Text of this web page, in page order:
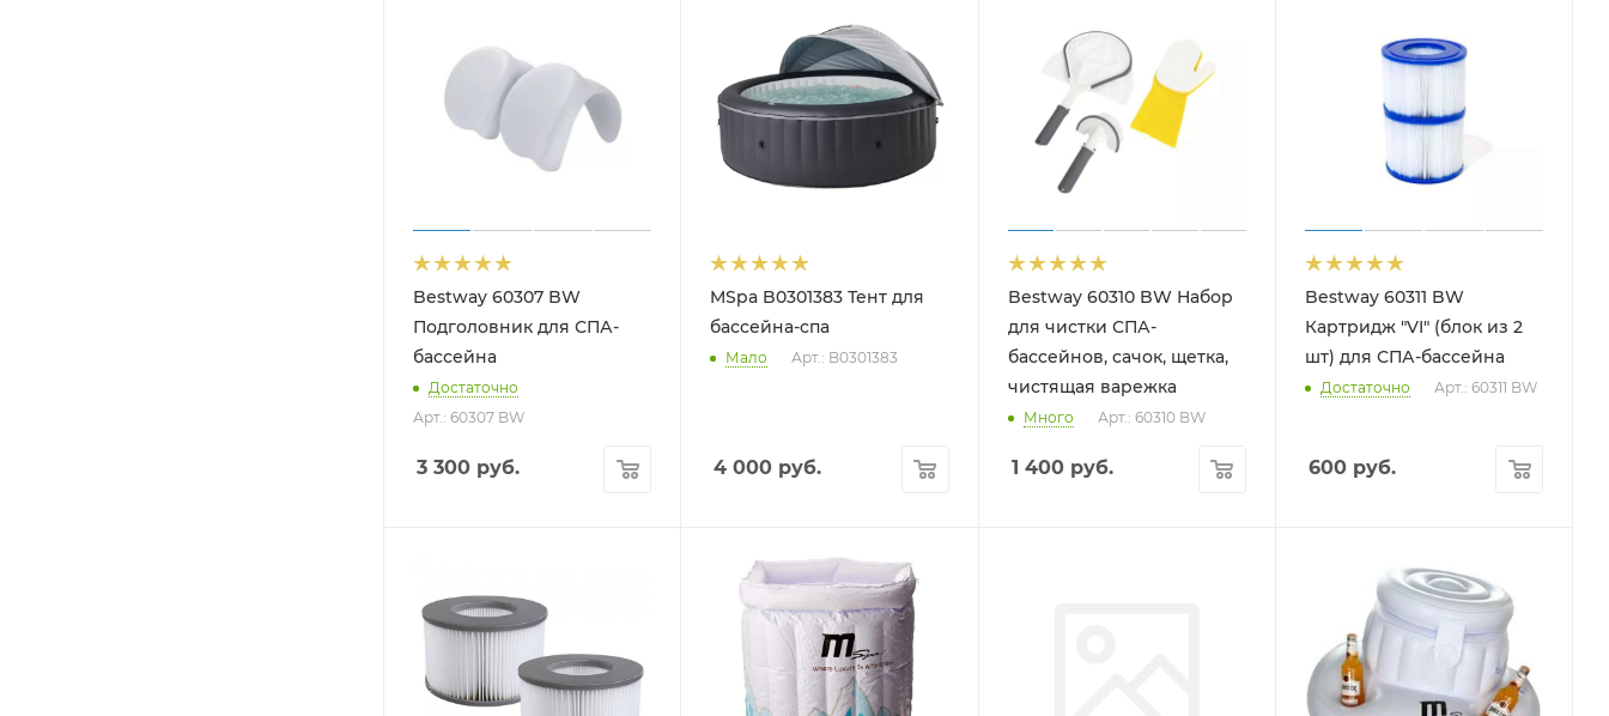
Bestway 60307 BW
Подголовник для СПА-
бассейна
Достаточно
Арт.: 60307 BW
3 300 руб.
MSpa B0301383 Тент для
бассейна-спа
Мало Арт.: B0301383
4 000 руб.
Bestway 60310 BW Набор
для чистки СПА-
бассейнов, сачок, щетка,
чистящая варежка
Много Арт.: 60310 BW
1 400руб.
Bestway 60311 BW
Картридж "VI" (блок из 2
шт) для СПА-бассейна
Достаточно Арт.: 60311 BW
600руб.